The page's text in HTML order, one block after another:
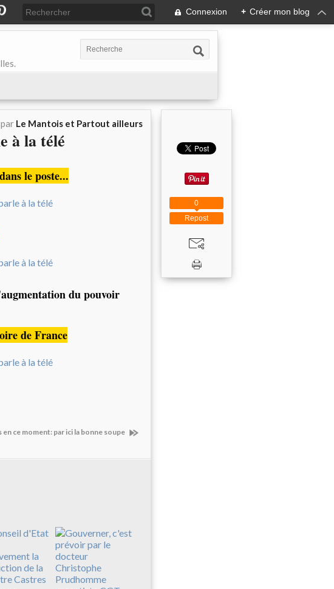
Connexion + Créer mon blog
Le Mantois et Partout ailleurs
à la télé
le poste...
du pouvoir
de France
en ce moment: par ici la bonne soupe
Repost
0